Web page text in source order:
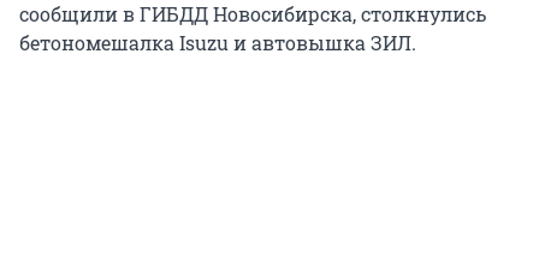
сообщили в ГИБДД Новосибирска, столкнулись
бетономешалка Isuzu и автовышка ЗИЛ.